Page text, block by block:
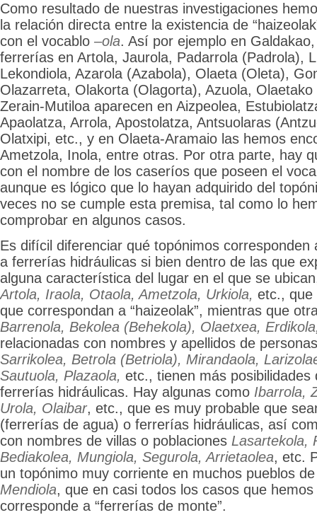
Como resultado de nuestras investigaciones
la relación directa entre la existencia de
con el vocablo –ola. Así por ejemplo en
ferrerías en Artola, Jaurola, Padarrola (Padrola),
Lekondiola, Azarola (Azabola), Olaeta (Oleta),
Olazarreta, Olakorta (Olagorta), Azuola,
Zerain-Mutiloa aparecen en Aizpeolea,
Apaolatza, Arrola, Apostolatza, Antsuolaras
Olatxipi, etc., y en Olaeta-Aramaio las hemos
Ametzola, Inola, entre otras. Por otra parte, hay
con el nombre de los caseríos que poseen el
aunque es lógico que lo hayan adquirido del
veces no se cumple esta premisa, tal como lo
comprobar en algunos casos.
Es difícil diferenciar qué topónimos corresponden
a ferrerías hidráulicas si bien dentro de las que
alguna característica del lugar en el que se
Artola, Iraola, Otaola, Ametzola, Urkiola, etc., que
que correspondan a “haizeolak”, mientras que
Barrenola, Bekolea (Behekola), Olaetxea,
relacionadas con nombres y apellidos de
Sarrikolea, Betrola (Betriola), Mirandaola,
Sautuola, Plazaola, etc., tienen más posibilidades
ferrerías hidráulicas. Hay algunas como Ibarrola,
Urola, Olaibar, etc., que es muy probable que
(ferrerías de agua) o ferrerías hidráulicas, así
con nombres de villas o poblaciones Lasartekola,
Bediakolea, Mungiola, Segurola, Arrietaolea, etc.
un topónimo muy corriente en muchos pueblos
Mendiola, que en casi todos los casos que
corresponde a “ferrerías de monte”.